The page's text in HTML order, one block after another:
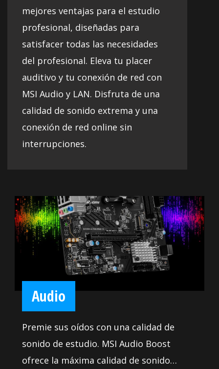
mejores ventajas para el estudio
profesional, diseñadas para
satisfacer todas las necesidades
del profesional. Eleva tu placer
auditivo y tu conexión de red con
MSI Audio y LAN. Disfruta de una
calidad de sonido extrema y una
conexión de red online sin
interrupciones.
Audio
Premie sus oídos con una calidad de
sonido de estudio. MSI Audio Boost
ofrece la máxima calidad de sonido